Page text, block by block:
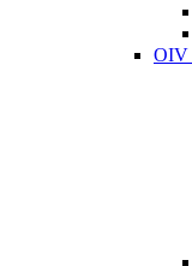
OIV